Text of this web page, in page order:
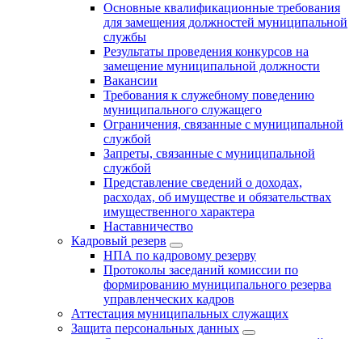
Основные квалификационные требования
для замещения должностей муниципальной
службы
Результаты проведения конкурсов на
замещение муниципальной должности
Вакансии
Требования к служебному поведению
муниципального служащего
Ограничения, связанные с муниципальной
службой
Запреты, связанные с муниципальной
службой
Представление сведений о доходах,
расходах, об имуществе и обязательствах
имущественного характера
Наставничество
Кадровый резерв
НПА по кадровому резерву
Протоколы заседаний комиссии по
формированию муниципального резерва
управленческих кадров
Аттестация муниципальных служащих
Защита персональных данных